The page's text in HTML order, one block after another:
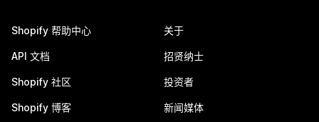
Shopify 帮助中心
API 文档
Shopify 社区
Shopify 博客
关于
招贤纳士
投资者
新闻媒体